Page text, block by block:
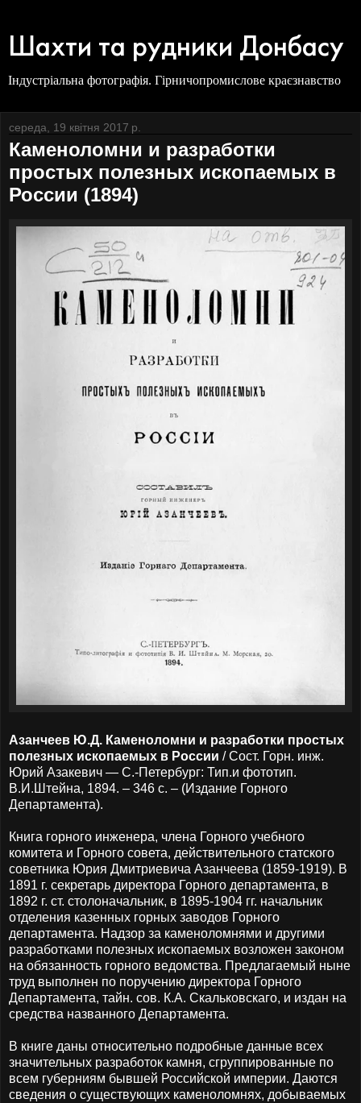
Шахти та рудники Донбасу
Індустріальна фотографія. Гірничопромислове краєзнавство
середа, 19 квітня 2017 р.
Каменоломни и разработки
простых полезных ископаемых в
России (1894)
Азанчеев Ю.Д. Каменоломни и разработки простых
полезных ископаемых в России / Сост. Горн. инж.
Юрий Азакевич — С.-Петербург: Тип.и фототип.
В.И.Штейна, 1894. – 346 с. – (Издание Горного
Департамента).
Книга горного инженера, члена Горного учебного
комитета и Горного совета, действительного статского
советника Юрия Дмитриевича Азанчеева (1859-1919). В
1891 г. секретарь директора Горного департамента, в
1892 г. ст. столоначальник, в 1895-1904 гг. начальник
отделения казенных горных заводов Горного
департамента. Надзор за каменоломнями и другими
разработками полезных ископаемых возложен законом
на обязанность горного ведомства. Предлагаемый ныне
труд выполнен по поручению директора Горного
Департамента, тайн. сов. К.А. Скальковскаго, и издан на
средства названного Департамента.
В книге даны относительно подробные данные всех
значительных разработок камня, сгруппированные по
всем губерниям бывшей Российской империи. Даются
сведения о существующих каменоломнях, добываемых